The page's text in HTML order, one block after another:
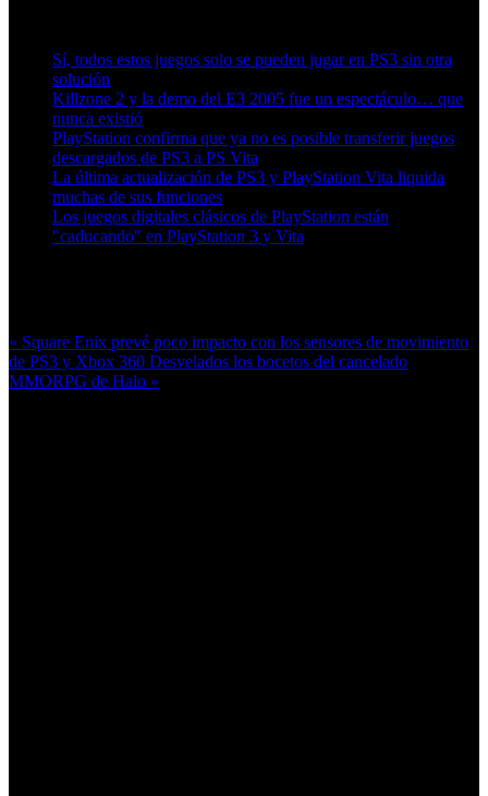
Sí, todos estos juegos solo se pueden jugar en PS3 sin otra
solución
Killzone 2 y la demo del E3 2005 fue un espectáculo… que
nunca existió
PlayStation confirma que ya no es posible transferir juegos
descargados de PS3 a PS Vita
La última actualización de PS3 y PlayStation Vita liquida
muchas de sus funciones
Los juegos digitales clásicos de PlayStation están
"caducando" en PlayStation 3 y Vita
« Square Enix prevé poco impacto con los sensores de movimiento
de PS3 y Xbox 360 Desvelados los bocetos del cancelado
MMORPG de Halo »